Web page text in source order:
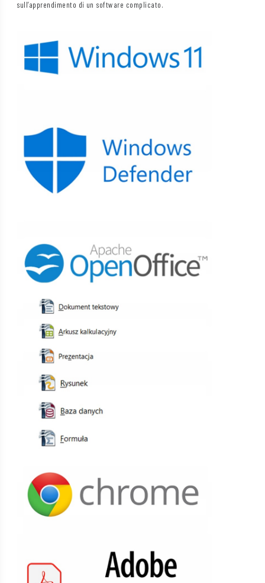
sull’apprendimento di un software complicato.